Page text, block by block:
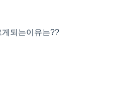
되는이유는??